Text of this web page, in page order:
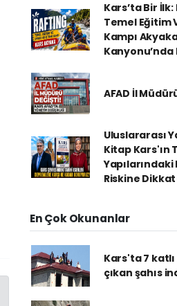
Kars’ta Bir
Temel Eğitim
Kampı
Kanyonu’nda
AFAD İl
Uluslararası
Kitap Kars'ın
Riskine
En Çok Okunanlar
Kars'ta 7
çıkan şahıs